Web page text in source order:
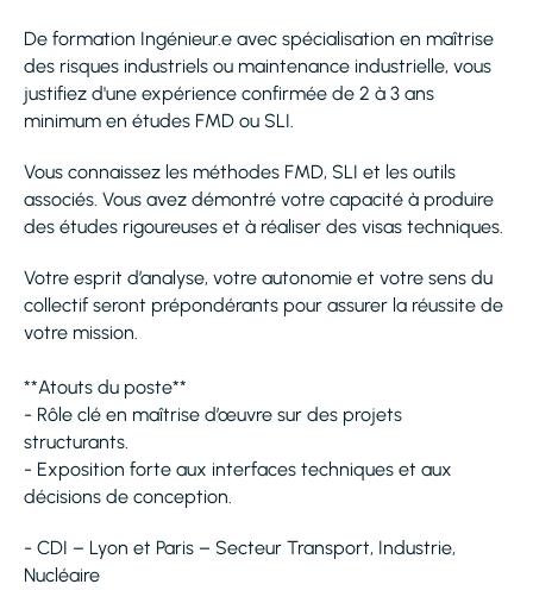
De formation Ingénieur.e avec spécialisation en maîtrise
des risques industriels ou maintenance industrielle, vous
justifiez d'une expérience confirmée de 2 à 3 ans
minimum en études FMD ou SLI.
Vous connaissez les méthodes FMD, SLI et les outils
associés. Vous avez démontré votre capacité à produire
des études rigoureuses et à réaliser des visas techniques.
Votre esprit d’analyse, votre autonomie et votre sens du
collectif seront prépondérants pour assurer la réussite de
votre mission.
**Atouts du poste**
- Rôle clé en maîtrise d’œuvre sur des projets
structurants.
- Exposition forte aux interfaces techniques et aux
décisions de conception.
- CDI – Lyon et Paris – Secteur Transport, Industrie,
Nucléaire